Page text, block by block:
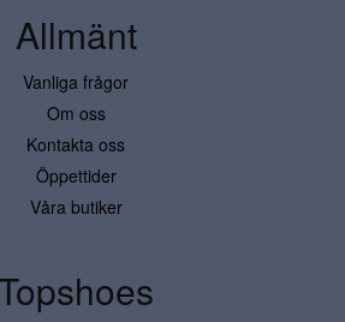
Allmänt
Vanliga frågor
Om oss
Kontakta oss
Öppettider
Våra butiker